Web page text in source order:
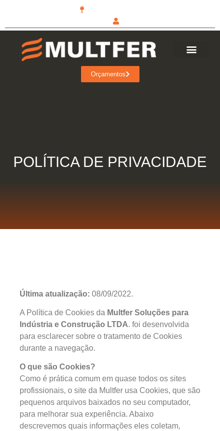
Orçamentos
POLÍTICA DE PRIVACIDADE
Última atualização: 08/09/2022.
A Política de Cookies da Multfer Soluções para
Indústria e Construção LTDA. foi desenvolvida
para esclarecer sobre o tratamento de Cookies
durante a navegação.
O que são Cookies?
Como é prática comum em quase todos os sites
profissionais, o site da Multfer usa Cookies, que são
pequenos arquivos baixados no seu computador,
para melhorar sua experiência. Abaixo
descrevemos quais informações eles coletam,